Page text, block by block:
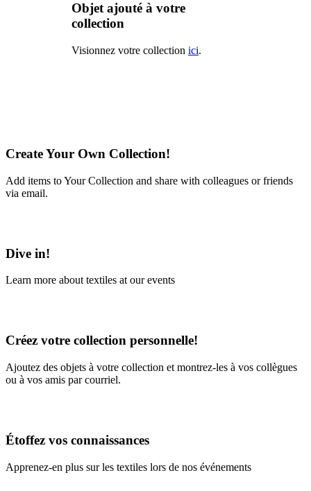
Objet ajouté à votre
collection
Visionnez votre collection ici.
Create Your Own Collection!
Add items to Your Collection and share with colleagues or friends
via email.
Dive in!
Learn more about textiles at our events
Créez votre collection personnelle!
Ajoutez des objets à votre collection et montrez-les à vos collègues
ou à vos amis par courriel.
Étoffez vos connaissances
Apprenez-en plus sur les textiles lors de nos événements